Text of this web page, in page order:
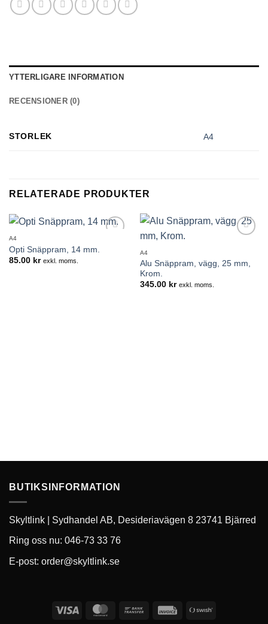
YTTERLIGARE INFORMATION
RECENSIONER (0)
STORLEK A4
RELATERADE PRODUKTER
önskelistan
A4
Opti Snäppram, 14 mm.
85.00 kr exkl. moms.
A4
Alu Snäppram, vägg, 25 mm,
Krom.
345.00 kr exkl. moms.
BUTIKSINFORMATION
Skyltlink | Sydhandel AB, Desideriavägen 8 23741 Bjärred
Ring oss nu: 046-73 33 76
E-post: order@skyltlink.se
Visa MasterCardBank
Invoice
Swish